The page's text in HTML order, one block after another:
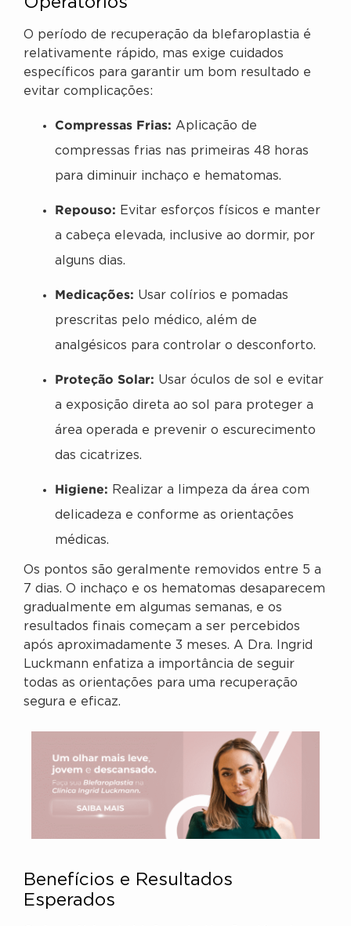
O período de recuperação da blefaroplastia é
relativamente rápido, mas exige cuidados
específicos para garantir um bom resultado e
evitar complicações:
Compressas Frias: Aplicação de
compressas frias nas primeiras 48 horas
para diminuir inchaço e hematomas.
Repouso: Evitar esforços físicos e manter
a cabeça elevada, inclusive ao dormir, por
alguns dias.
Medicações: Usar colírios e pomadas
prescritas pelo médico, além de
analgésicos para controlar o desconforto.
Proteção Solar: Usar óculos de sol e evitar
a exposição direta ao sol para proteger a
área operada e prevenir o escurecimento
das cicatrizes.
Higiene: Realizar a limpeza da área com
delicadeza e conforme as orientações
médicas.
Os pontos são geralmente removidos entre 5 a
7 dias. O inchaço e os hematomas desaparecem
gradualmente em algumas semanas, e os
resultados finais começam a ser percebidos
após aproximadamente 3 meses. A Dra. Ingrid
Luckmann enfatiza a importância de seguir
todas as orientações para uma recuperação
segura e eficaz.
Benefícios e Resultados
Esperados